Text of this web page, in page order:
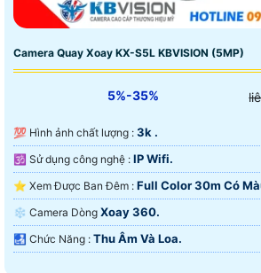
Camera Quay Xoay KX-S5L KBVISION (5MP)
5%-35%
💯 Hình ảnh chất lượng : 3k .
🕉️ Sử dụng công nghệ : IP Wifi.
⭐ Xem Được Ban Đêm : Full Color 30m Có
❄ Camera Dòng Xoay 360.
️🛃 Chức Năng : Thu Âm Và Loa.